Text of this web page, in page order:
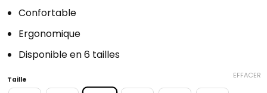
Confortable
Ergonomique
Disponible en 6 tailles
Taille EFFACER